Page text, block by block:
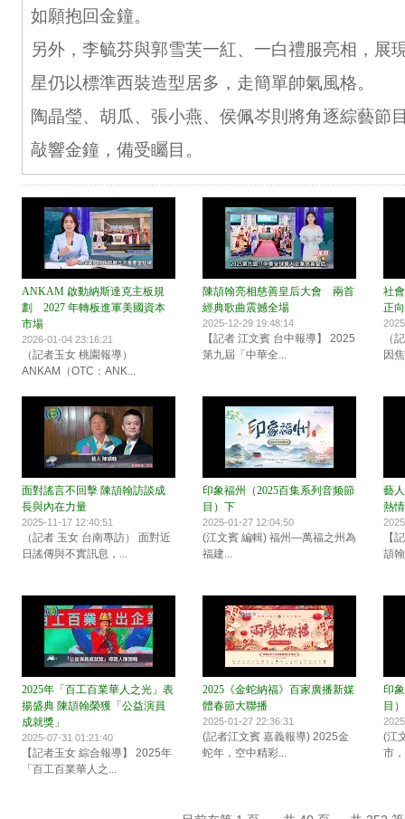
如願抱回金鐘。
另外，李毓芬與郭雪芙一紅、一白禮服亮相，展
星仍以標準西裝造型居多，走簡單帥氣風格。
陶晶瑩、胡瓜、張小燕、侯佩岑則將角逐綜藝節
敲響金鐘，備受矚目。
ANKAM 啟動納斯達克主板規
劃 2027 年轉板進軍美國資本
市場
2026-01-04 23:16:21
（記者玉女 桃園報導）
ANKAM（OTC：ANK...
陳頡翰亮相慈善皇后大會 兩首
經典歌曲震撼全場
2025-12-29 19:48:14
【記者 江文賓 台中報導】 2025
第九屆「中華全...
社
正
（
因
面對謠言不回擊 陳頡翰訪談成
長與內在力量
2025-11-17 12:40:51
（記者 玉女 台南專訪） 面對近
日謠傳與不實訊息，...
印象福州（2025百集系列音频節
目）下
2025-01-27 12:04:50
(江文賓 編輯) 福州—萬福之州為
福建...
藝
熱
【
頡
2025年「百工百業華人之光」表
揚盛典 陳頡翰榮獲「公益演員
成就獎」
2025-07-31 01:21:40
【記者玉女 綜合報導】 2025年
「百工百業華人之...
2025《金蛇納福》百家廣播新媒
體春節大聯播
2025-01-27 22:36:31
(記者江文賓 嘉義報導) 2025金
蛇年，空中精彩...
印
目
(江
市